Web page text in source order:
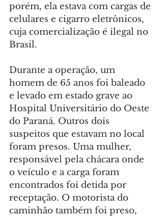
porém, ela estava com cargas de
celulares e cigarro eletrônicos,
cuja comercialização é ilegal no
Brasil.
Durante a operação, um
homem de 65 anos foi baleado
e levado em estado grave ao
Hospital Universitário do Oeste
do Paraná. Outros dois
suspeitos que estavam no local
foram presos. Uma mulher,
responsável pela chácara onde
o veículo e a carga foram
encontrados foi detida por
receptação. O motorista do
caminhão também foi preso,